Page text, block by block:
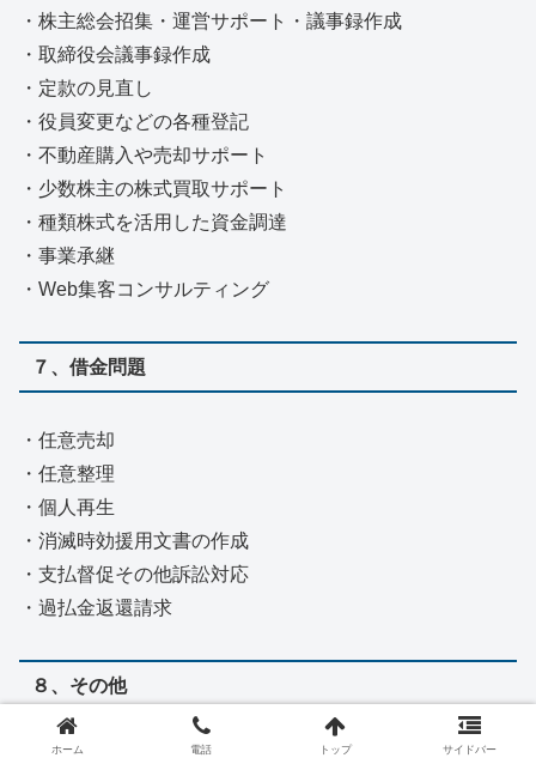
・株主総会招集・運営サポート・議事録作成
・取締役会議事録作成
・定款の見直し
・役員変更などの各種登記
・不動産購入や売却サポート
・少数株主の株式買取サポート
・種類株式を活用した資金調達
・事業承継
・Web集客コンサルティング
７、借金問題
・任意売却
・任意整理
・個人再生
・消滅時効援用文書の作成
・支払督促その他訴訟対応
・過払金返還請求
８、その他
・不動産（土地・建物・マンション）の売却（代表が社長
ホーム 電話 トップ サイドバー